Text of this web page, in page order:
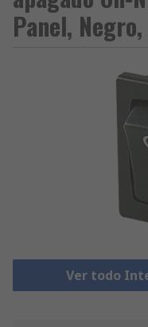
Panel,
Ver todo